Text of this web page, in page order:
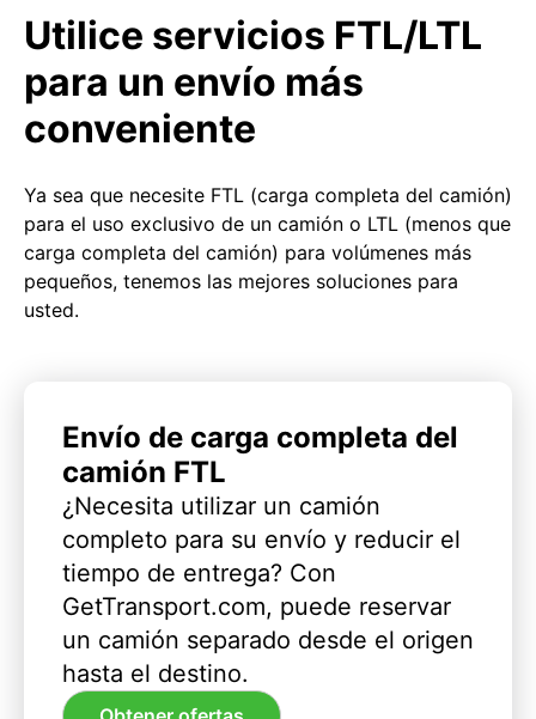
Utilice servicios FTL/LTL
para un envío más
conveniente
Ya sea que necesite FTL (carga completa del camión)
para el uso exclusivo de un camión o LTL (menos que
carga completa del camión) para volúmenes más
pequeños, tenemos las mejores soluciones para
usted.
Envío de carga completa del
camión FTL
¿Necesita utilizar un camión
completo para su envío y reducir el
tiempo de entrega? Con
GetTransport.com, puede reservar
un camión separado desde el origen
hasta el destino.